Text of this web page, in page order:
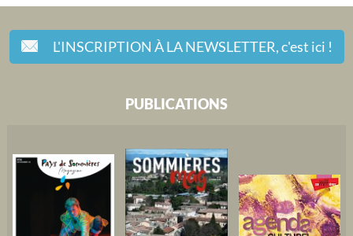
L'INSCRIPTION À LA NEWSLETTER,c'est ici !
PUBLICATIONS